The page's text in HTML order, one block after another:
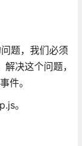
题，我们必须
决这个问题，
件。
。